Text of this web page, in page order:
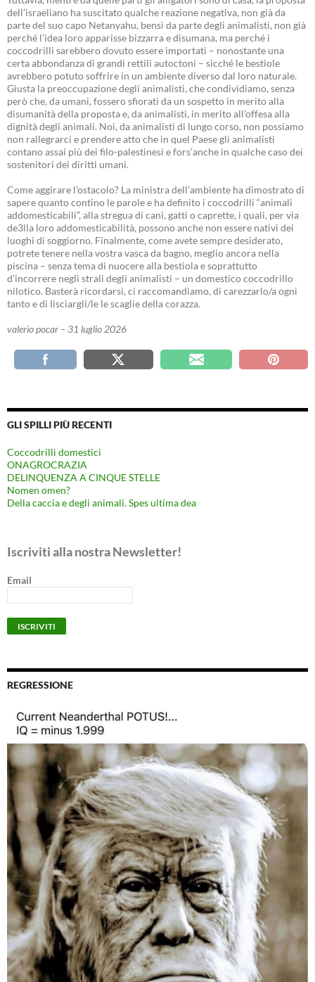
dell’israeliano ha suscitato qualche reazione negativa, non già da
parte del suo capo Netanyahu, bensì da parte degli animalisti, non già
perché l’idea loro apparisse bizzarra e disumana, ma perché i
coccodrilli sarebbero dovuto essere importati – nonostante una
certa abbondanza di grandi rettili autoctoni – sicché le bestiole
avrebbero potuto soffrire in un ambiente diverso dal loro naturale.
Giusta la preoccupazione degli animalisti, che condividiamo, senza
però che, da umani, fossero sfiorati da un sospetto in merito alla
disumanità della proposta e, da animalisti, in merito all’offesa alla
dignità degli animali. Noi, da animalisti di lungo corso, non possiamo
non rallegrarci e prendere atto che in quel Paese gli animalisti
contano assai più dei filo-palestinesi e fors’anche in qualche caso dei
sostenitori dei diritti umani.
Come aggirare l’ostacolo? La ministra dell’ambiente ha dimostrato di
sapere quanto contino le parole e ha definito i coccodrilli “animali
addomesticabili”, alla stregua di cani, gatti o caprette, i quali, per via
de3lla loro addomesticabilità, possono anche non essere nativi dei
luoghi di soggiorno. Finalmente, come avete sempre desiderato,
potrete tenere nella vostra vasca da bagno, meglio ancora nella
piscina – senza tema di nuocere alla bestiola e soprattutto
d’incorrere negli strali degli animalisti – un domestico coccodrillo
nilotico. Basterà ricordarsi, ci raccomandiamo, di carezzarlo/a ogni
tanto e di lisciargli/le le scaglie della corazza.
valerio pocar – 31 luglio 2026
GLI SPILLI PIÙ RECENTI
Coccodrilli domestici
ONAGROCRAZIA
DELINQUENZA A CINQUE STELLE
Nomen omen?
Della caccia e degli animali. Spes ultima dea
Iscriviti alla nostra Newsletter!
Email
REGRESSIONE